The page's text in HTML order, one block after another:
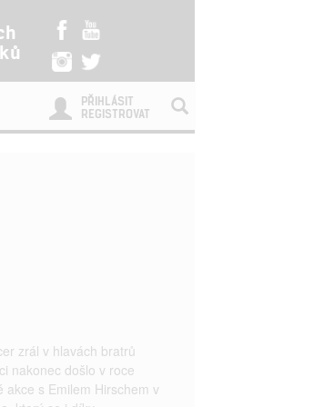
PŘIHLÁSIT
REGISTROVAT
zrál v hlavách bratrů
nakonec došlo v roce
s Emilem Hirschem v